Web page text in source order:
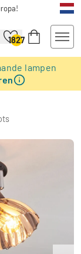
1827
lampen